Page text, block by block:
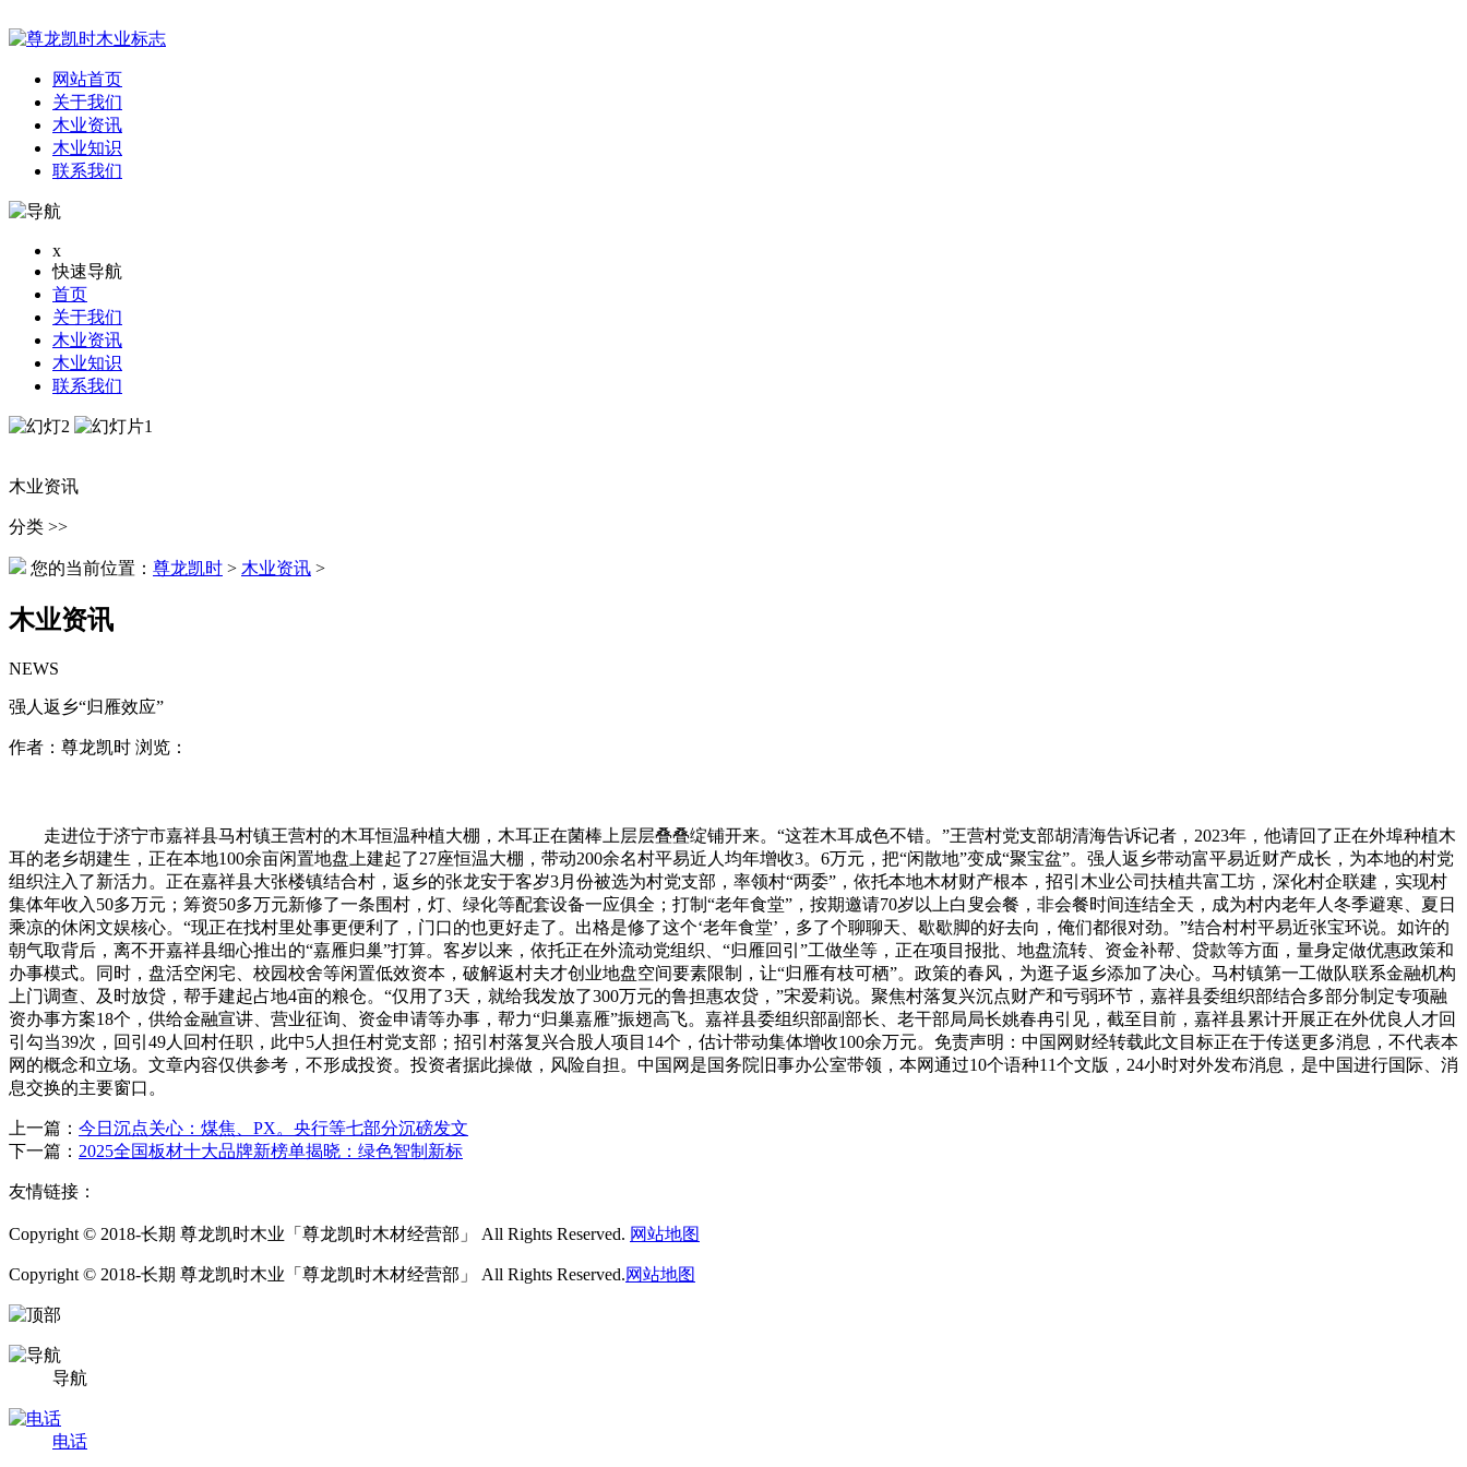
网站首页
关于我们
木业资讯
木业知识
联系我们
x
快速导航
首页
关于我们
木业资讯
木业知识
联系我们
木业资讯
分类 >>
您的当前位置： 尊龙凯时 > 木业资讯 >
木业资讯
NEWS
强人返乡“归雁效应”
作者：尊龙凯时 浏览：
走进位于济宁市嘉祥县马村镇王营村的木耳恒温种植大棚，木耳正在菌棒上层层叠叠绽铺开来。“这茬木耳成色不错。”王营村党支部胡清海告诉记者，2023年，他请回了正在外埠种植木
耳的老乡胡建生，正在本地100余亩闲置地盘上建起了27座恒温大棚，带动200余名村平易近人均年增收3。6万元，把“闲散地”变成“聚宝盆”。强人返乡带动富平易近财产成长，为本地的村党
组织注入了新活力。正在嘉祥县大张楼镇结合村，返乡的张龙安于客岁3月份被选为村党支部，率领村“两委”，依托本地木材财产根本，招引木业公司扶植共富工坊，深化村企联建，实现村
集体年收入50多万元；筹资50多万元新修了一条围村，灯、绿化等配套设备一应俱全；打制“老年食堂”，按期邀请70岁以上白叟会餐，非会餐时间连结全天，成为村内老年人冬季避寒、夏日
乘凉的休闲文娱核心。“现正在找村里处事更便利了，门口的也更好走了。出格是修了这个‘老年食堂’，多了个聊聊天、歇歇脚的好去向，俺们都很对劲。”结合村村平易近张宝环说。如许的
朝气取背后，离不开嘉祥县细心推出的“嘉雁归巢”打算。客岁以来，依托正在外流动党组织、“归雁回引”工做坐等，正在项目报批、地盘流转、资金补帮、贷款等方面，量身定做优惠政策和
办事模式。同时，盘活空闲宅、校园校舍等闲置低效资本，破解返村夫才创业地盘空间要素限制，让“归雁有枝可栖”。政策的春风，为逛子返乡添加了决心。马村镇第一工做队联系金融机构
上门调查、及时放贷，帮手建起占地4亩的粮仓。“仅用了3天，就给我发放了300万元的鲁担惠农贷，”宋爱莉说。聚焦村落复兴沉点财产和亏弱环节，嘉祥县委组织部结合多部分制定专项融
资办事方案18个，供给金融宣讲、营业征询、资金申请等办事，帮力“归巢嘉雁”振翅高飞。嘉祥县委组织部副部长、老干部局局长姚春冉引见，截至目前，嘉祥县累计开展正在外优良人才回
引勾当39次，回引49人回村任职，此中5人担任村党支部；招引村落复兴合股人项目14个，估计带动集体增收100余万元。免责声明：中国网财经转载此文目标正在于传送更多消息，不代表本
网的概念和立场。文章内容仅供参考，不形成投资。投资者据此操做，风险自担。中国网是国务院旧事办公室带领，本网通过10个语种11个文版，24小时对外发布消息，是中国进行国际、消
息交换的主要窗口。
上一篇： 今日沉点关心：煤焦、PX。央行等七部分沉磅发文
下一篇： 2025全国板材十大品牌新榜单揭晓：绿色智制新标
友情链接：
Copyright © 2018-长期 尊龙凯时木业「尊龙凯时木材经营部」 All Rights Reserved. 网站地图
Copyright © 2018-长期 尊龙凯时木业「尊龙凯时木材经营部」 All Rights Reserved.网站地图
导航
电话